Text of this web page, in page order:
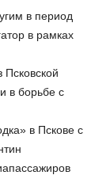
в период
в рамках
в борьбе с
в Пскове с